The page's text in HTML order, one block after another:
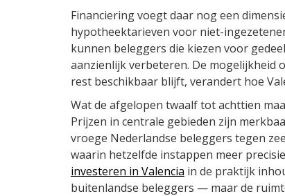
Financiering voegt daar nog een
hypotheektarieven voor niet-
kunnen beleggers die kiezen voor
aanzienlijk verbeteren. De mogelijkheid
rest beschikbaar blijft, verandert hoe
Wat de afgelopen twaalf tot achttien
Prijzen in centrale gebieden zijn
vroege Nederlandse beleggers tegen
waarin hetzelfde instappen meer
investeren in Valencia in de praktijk
buitenlandse beleggers — maar de